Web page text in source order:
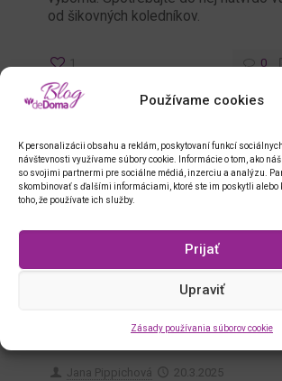
Používame cookies
K personalizácii obsahu a reklám, poskytovaní funkcí
návštevnosti využívame súbory cookie. Informácie o tom, ako
so svojimi partnermi pre sociálne médiá, inzerciu a analýzu.
skombinovať s ďalšími informáciami, ktoré ste im poskytli alebo
toho, že používate ich služby.
Prijať
Upraviť
Zásady používania súborov cookie
od šikovných koledníkov.
1 0
Jana Pippichová 20.3.2025